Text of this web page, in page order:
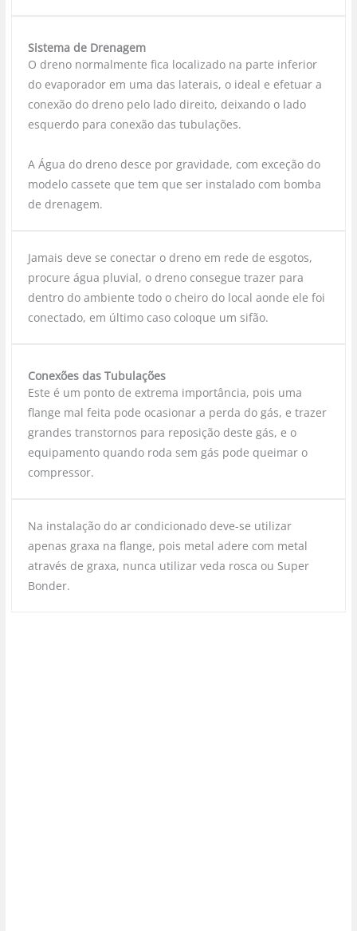
Sistema de Drenagem
O dreno normalmente fica localizado na parte inferior
do evaporador em uma das laterais, o ideal e efetuar a
conexão do dreno pelo lado direito, deixando o lado
esquerdo para conexão das tubulações.
A Água do dreno desce por gravidade, com exceção do
modelo cassete que tem que ser instalado com bomba
de drenagem.
Jamais deve se conectar o dreno em rede de esgotos,
procure água pluvial, o dreno consegue trazer para
dentro do ambiente todo o cheiro do local aonde ele foi
conectado, em último caso coloque um sifão.
Conexões das Tubulações
Este é um ponto de extrema importância, pois uma
flange mal feita pode ocasionar a perda do gás, e trazer
grandes transtornos para reposição deste gás, e o
equipamento quando roda sem gás pode queimar o
compressor.
Na instalação do ar condicionado deve-se utilizar
apenas graxa na flange, pois metal adere com metal
através de graxa, nunca utilizar veda rosca ou Super
Bonder.